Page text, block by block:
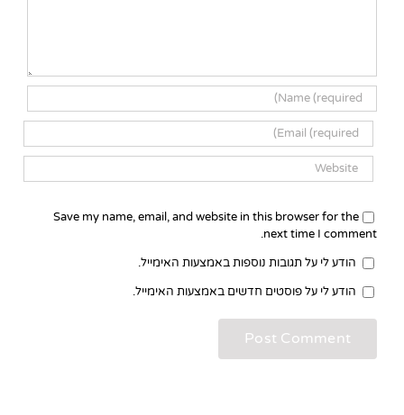
Save my name, email, and website in this browser for the
next time I comment.
הודע לי על תגובות נוספות באמצעות האימייל.
הודע לי על פוסטים חדשים באמצעות האימייל.